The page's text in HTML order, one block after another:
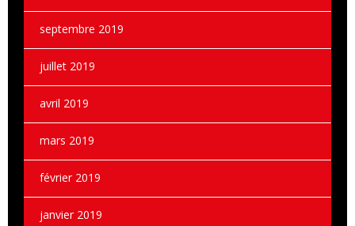
septembre 2019
juillet 2019
avril 2019
mars 2019
février 2019
janvier 2019